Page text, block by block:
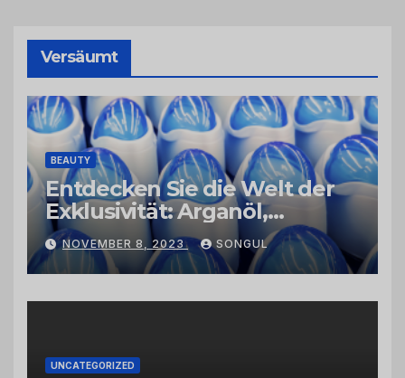
Versäumt
BEAUTY
Entdecken Sie die Welt der
Exklusivität: Arganöl,
Kaktusfeigenkernöl und
Schwarzkümmelöl von
vertrauenswürdigen
Großhändlern und Anbietern
NOVEMBER 8, 2023 SONGUL
UNCATEGORIZED